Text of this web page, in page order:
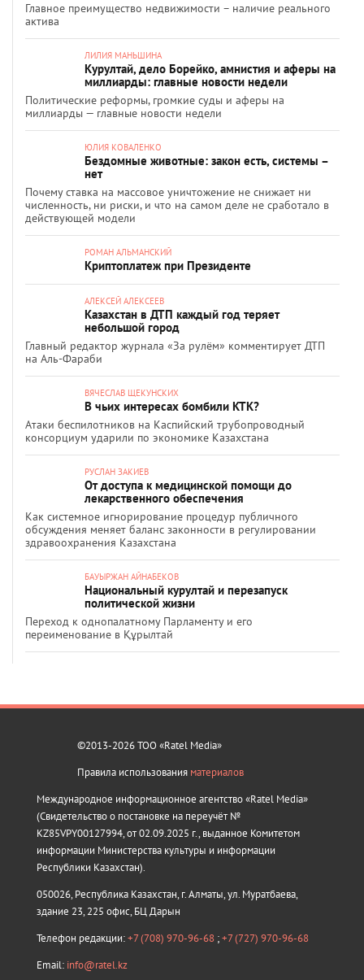
Главное преимущество недвижимости – наличие реального
актива
ЛИЛИЯ МАНЬШИНА
Курултай, дело Борейко, амнистия и аферы на
миллиарды: главные новости недели
Политические реформы, громкие суды и аферы на
миллиарды — главные новости недели
ЮЛИЯ КОВАЛЕНКО
Бездомные животные: закон есть, системы –
нет
Почему ставка на массовое уничтожение не снижает ни
численность, ни риски, и что на самом деле не сработало в
действующей модели
РОМАН АЛЬМАНСКИЙ
Криптоплатеж при Президенте
АЛЕКСЕЙ АЛЕКСЕЕВ
Казахстан в ДТП каждый год теряет
небольшой город
Главный редактор журнала «За рулём» комментирует ДТП
на Аль-Фараби
ВЯЧЕСЛАВ ЩЕКУНСКИХ
В чьих интересах бомбили КТК?
Атаки беспилотников на Каспийский трубопроводный
консорциум ударили по экономике Казахстана
РУСЛАН ЗАКИЕВ
От доступа к медицинской помощи до
лекарственного обеспечения
Как системное игнорирование процедур публичного
обсуждения меняет баланс законности в регулировании
здравоохранения Казахстана
БАУЫРЖАН АЙНАБЕКОВ
Национальный курултай и перезапуск
политической жизни
Переход к однопалатному Парламенту и его
переименование в Құрылтай
©2013-2026 ТОО «Ratel Media»
Правила использования материалов
Международное информационное агентство «Ratel Media»
(Свидетельство о постановке на переучёт №
KZ85VPY00127994, от 02.09.2025 г., выданное Комитетом
информации Министерства культуры и информации
Республики Казахстан).
050026, Республика Казахстан, г. Алматы, ул. Муратбаева,
здание 23, 225 офис, БЦ Дарын
Телефон редакции:+7 (708) 970-96-68 ;+7 (727) 970-96-68
Email: info@ratel.kz